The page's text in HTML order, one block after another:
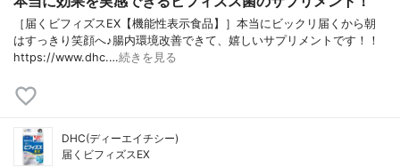
［届くビフィズスEX【機能性表示食品】］本当にビックリ届くから朝
はすっきり笑顔へ♪腸内環境改善できて、嬉しいサプリメントです！！
https://www.dhc.…続きを見る
DHC(ディーエイチシー)
届くビフィズスEX